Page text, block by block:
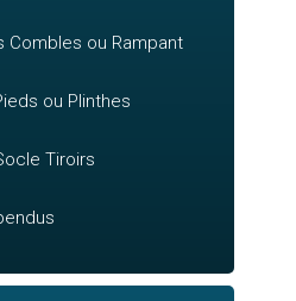
Combles ou Rampant
ou Plinthes
Tiroirs